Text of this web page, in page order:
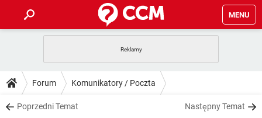
MENU
GRY WHATSAPP
SPOTIFY
PORADY
PlayStation TIKTOK
DO POBRANIA
Forum Komunikatory / Poczta
Poprzedni Temat Następny Temat